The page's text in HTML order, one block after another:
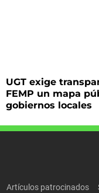
UGT exige
FEMP un mapa
gobiernos locales
Artículos patrocinados